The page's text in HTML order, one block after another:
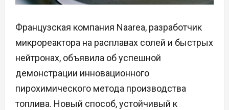
Французская компания Naarea, разработчик
микрореактора на расплавах солей и быстрых
нейтронах, объявила об успешной
демонстрации инновационного
пирохимического метода производства
топлива. Новый способ, устойчивый к